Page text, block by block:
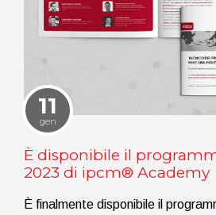
11
gen
È disponibile il
2023 di ipcm® Academy
È finalmente disponibile il